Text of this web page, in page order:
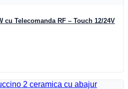
cu Telecomanda RF – Touch 12/24V